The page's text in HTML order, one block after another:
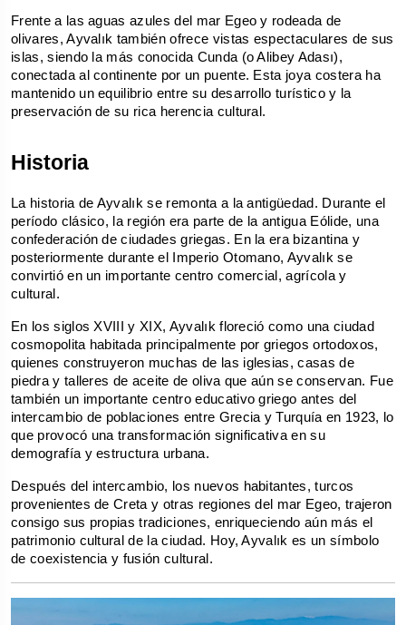
Frente a las aguas azules del mar Egeo y rodeada de
olivares, Ayvalık también ofrece vistas espectaculares de sus
islas, siendo la más conocida Cunda (o Alibey Adası),
conectada al continente por un puente. Esta joya costera ha
mantenido un equilibrio entre su desarrollo turístico y la
preservación de su rica herencia cultural.
Historia
La historia de Ayvalık se remonta a la antigüedad. Durante el
período clásico, la región era parte de la antigua Eólide, una
confederación de ciudades griegas. En la era bizantina y
posteriormente durante el Imperio Otomano, Ayvalık se
convirtió en un importante centro comercial, agrícola y
cultural.
En los siglos XVIII y XIX, Ayvalık floreció como una ciudad
cosmopolita habitada principalmente por griegos ortodoxos,
quienes construyeron muchas de las iglesias, casas de
piedra y talleres de aceite de oliva que aún se conservan. Fue
también un importante centro educativo griego antes del
intercambio de poblaciones entre Grecia y Turquía en 1923, lo
que provocó una transformación significativa en su
demografía y estructura urbana.
Después del intercambio, los nuevos habitantes, turcos
provenientes de Creta y otras regiones del mar Egeo, trajeron
consigo sus propias tradiciones, enriqueciendo aún más el
patrimonio cultural de la ciudad. Hoy, Ayvalık es un símbolo
de coexistencia y fusión cultural.